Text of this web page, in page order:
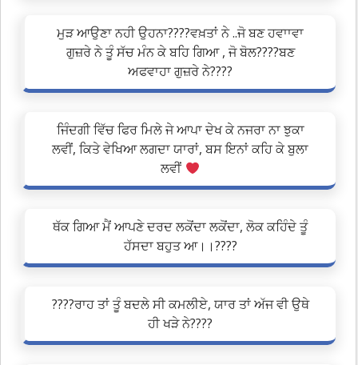
ਮੁੜ ਆਉਣਾ ਨਹੀ ਉਹਨਾ????ਵਖ਼ਤਾਂ ਨੇ ..ਜੋ ਬਣ ਹਵਾਾਵਾ
ਗੁਜ਼ਰੇ ਨੇ ਤੂੰ ਸੱਚ ਮੰਨ ਕੇ ਬਹਿ ਗਿਆ , ਜੋ ਬੋਲ????ਬਣ
ਅਫਵਾਹਾ ਗੁਜ਼ਰੇ ਨੇ????
ਜਿੰਦਗੀ ਵਿੱਚ ਫਿਰ ਮਿਲੇ ਜੇ ਆਪਾ ਦੇਖ ਕੇ ਨਜਰਾ ਨਾ ਝੁਕਾ
ਲਵੀਂ, ਕਿਤੇ ਵੇਖਿਆ ਲਗਦਾ ਯਾਰਾਂ, ਬਸ ਇਨਾਂ ਕਹਿ ਕੇ ਬੁਲਾ
ਲਵੀਂ
ਥੱਕ ਗਿਆ ਮੈਂ ਆਪਣੇ ਦਰਦ ਲਕੋਂਦਾ ਲਕੋਂਦਾ, ਲੋਕ ਕਹਿੰਦੇ ਤੂੰ
ਹੱਸਦਾ ਬਹੁਤ ਆ।।????
????️ਰਾਹ ਤਾਂ ਤੂੰ ਬਦਲੇ ਸੀ ਕਮਲੀਏ, ਯਾਰ ਤਾਂ ਅੱਜ ਵੀ ਉਥੇ
ਹੀ ਖੜੇ ਨੇ????